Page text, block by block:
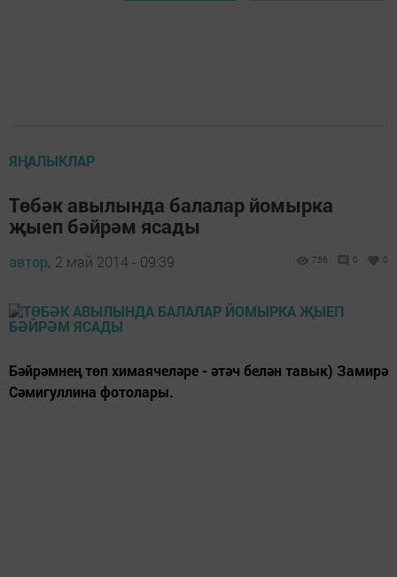
ЯҢАЛЫКЛАР
Төбәк авылында балалар йомырка
җыеп бәйрәм ясады
автор, 2 май 2014 - 09:39 756 0 0
Бәйрәмнең төп химаячеләре - әтәч белән тавык) Замирә
Сәмигуллина фотолары.